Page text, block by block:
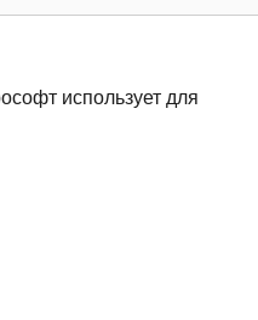
использует для